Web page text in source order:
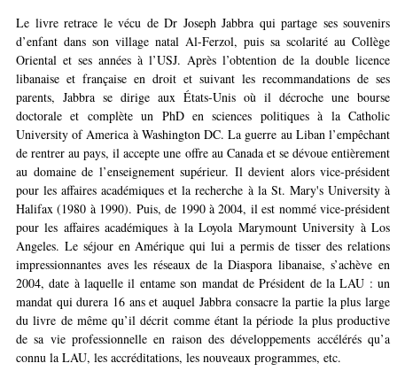
Le livre retrace le vécu de Dr Joseph Jabbra qui partage ses souvenirs
d’enfant dans son village natal Al-Ferzol, puis sa scolarité au Collège
Oriental et ses années à l’USJ. Après l’obtention de la double licence
libanaise et française en droit et suivant les recommandations de ses
parents, Jabbra se dirige aux États-Unis où il décroche une bourse
doctorale et complète un PhD en sciences politiques à la Catholic
University of America à Washington DC. La guerre au Liban l’empêchant
de rentrer au pays, il accepte une offre au Canada et se dévoue entièrement
au domaine de l’enseignement supérieur. Il devient alors vice-président
pour les affaires académiques et la recherche à la St. Mary's University à
Halifax (1980 à 1990). Puis, de 1990 à 2004, il est nommé vice-président
pour les affaires académiques à la Loyola Marymount University à Los
Angeles. Le séjour en Amérique qui lui a permis de tisser des relations
impressionnantes aves les réseaux de la Diaspora libanaise, s’achève en
2004, date à laquelle il entame son mandat de Président de la LAU : un
mandat qui durera 16 ans et auquel Jabbra consacre la partie la plus large
du livre de même qu’il décrit comme étant la période la plus productive
de sa vie professionnelle en raison des développements accélérés qu’a
connu la LAU, les accréditations, les nouveaux programmes, etc.